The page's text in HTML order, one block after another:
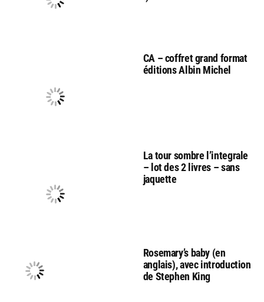
CA – coffret grand format
éditions Albin Michel
La tour sombre l’integrale
– lot des 2 livres – sans
jaquette
Rosemary’s baby (en
anglais), avec introduction
de Stephen King